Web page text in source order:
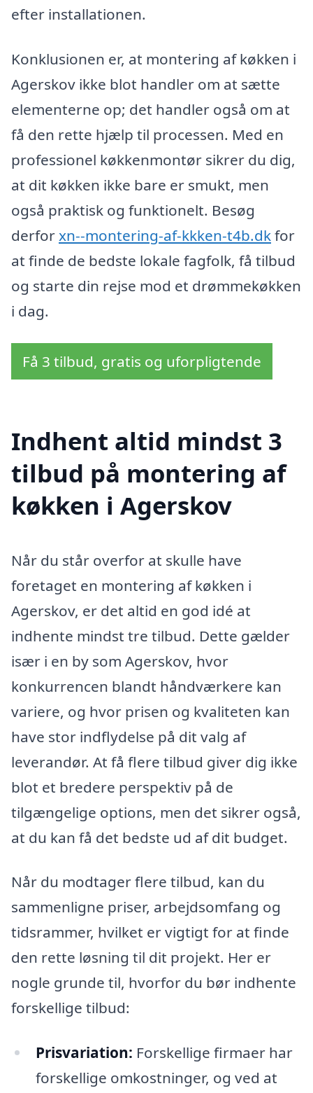
efter installationen.
Konklusionen er, at montering af køkken i
Agerskov ikke blot handler om at sætte
elementerne op; det handler også om at
få den rette hjælp til processen. Med en
professionel køkkenmontør sikrer du dig,
at dit køkken ikke bare er smukt, men
også praktisk og funktionelt. Besøg
derforxn--montering-af-kkken-t4b.dkfor
at finde de bedste lokale fagfolk, få tilbud
og starte din rejse mod et drømmekøkken
i dag.
Få 3 tilbud, gratis og uforpligtende
Indhent altid mindst 3
tilbud på montering af
køkken i Agerskov
Når du står overfor at skulle have
foretaget en montering af køkken i
Agerskov, er det altid en god idé at
indhente mindst tre tilbud. Dette gælder
især i en by som Agerskov, hvor
konkurrencen blandt håndværkere kan
variere, og hvor prisen og kvaliteten kan
have stor indflydelse på dit valg af
leverandør. At få flere tilbud giver dig ikke
blot et bredere perspektiv på de
tilgængelige options, men det sikrer også,
at du kan få det bedste ud af dit budget.
Når du modtager flere tilbud, kan du
sammenligne priser, arbejdsomfang og
tidsrammer, hvilket er vigtigt for at finde
den rette løsning til dit projekt. Her er
nogle grunde til, hvorfor du bør indhente
forskellige tilbud:
Prisvariation: Forskellige firmaer har
forskellige omkostninger, og ved at